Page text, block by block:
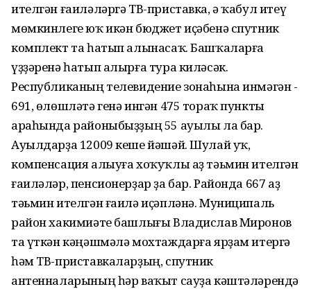
ителгән ғаиләләргә ТВ-приставка, ә ҡабул итеү
мөмкинлеге юҡ икән бюджет иҫәбенә спутник
комплект та һатып алынасаҡ. Башҡаларға
үҙҙәренә һатып алырға тура киләсәк.
Республиканың телевидение зонаһына инмәгән -
691, өлөшләтә генә ингән 475 тораҡ пункты
араһында районыбыҙҙың 55 ауылы ла бар.
Ауылдарҙа 12009 кеше йәшәй. Шулай уҡ,
компенсация алыуға хоҡуҡлы аҙ тәьмин ителгән
ғаиләләр, пенсионерҙар ҙа бар. Районда 667 аҙ
тәьмин ителгән ғаилә иҫәпләнә. Муниципаль
район хакимиәте башлығы Владислав Миронов
та үткән кәңәшмәлә мохтаждарға ярҙам итергә
һәм ТВ-приставкаларҙың, спутник
антенналарының һәр ваҡыт сауҙа кәштәләрендә